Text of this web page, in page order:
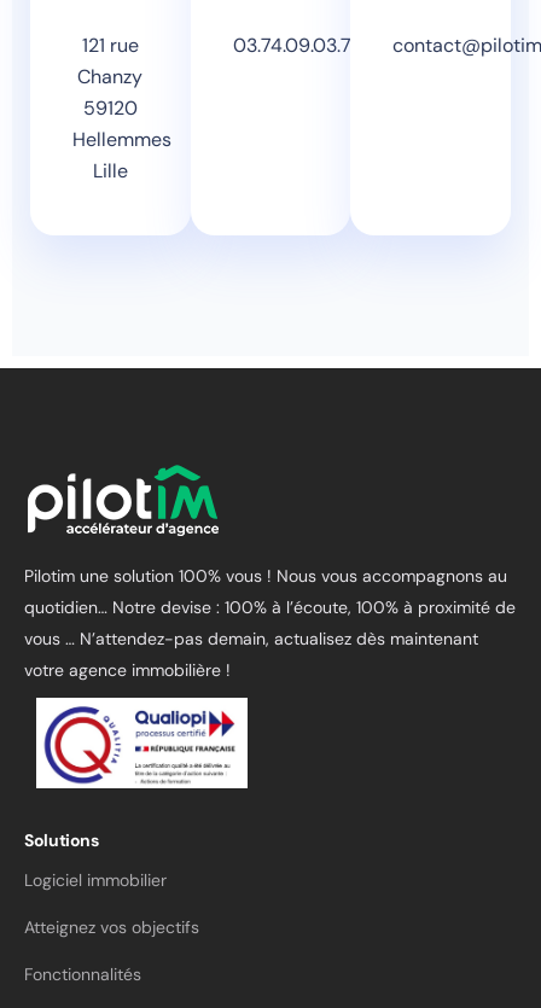
121 rue
Chanzy
59120
Hellemmes
Lille
03.74.09.03.74
Pilotim une solution 100% vous ! Nous vous accompagnons au
quotidien… Notre devise : 100% à l’écoute, 100% à proximité de
vous … N’attendez-pas demain, actualisez dès maintenant
votre agence immobilière !
Solutions
Logiciel immobilier
Atteignez vos objectifs
Fonctionnalités